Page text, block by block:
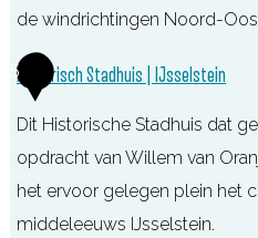
l
t
e
n
(
u
n
K
l
o
o
de windrichtingen Noord-
H
s
t
o
r
5Historisch Stadhuis | IJsselstein
Dit Historische Stadhuis dat
opdracht van Willem van
het ervoor gelegen plein het
middeleeuws IJsselstein.